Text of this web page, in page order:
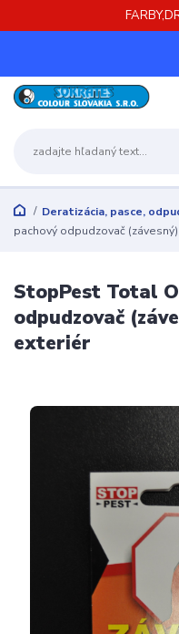
Deratizácia, pasce,
pachový odpudzovač
StopPest Total
odpudzovač
exteriér